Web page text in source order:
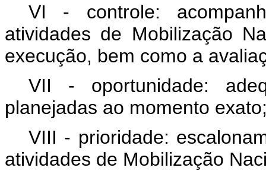
VI - controle:
atividades de Mobilização
execução, bem como a
VII - oportunidade:
planejadas ao momento
VIII - prioridade:
atividades de Mobilização